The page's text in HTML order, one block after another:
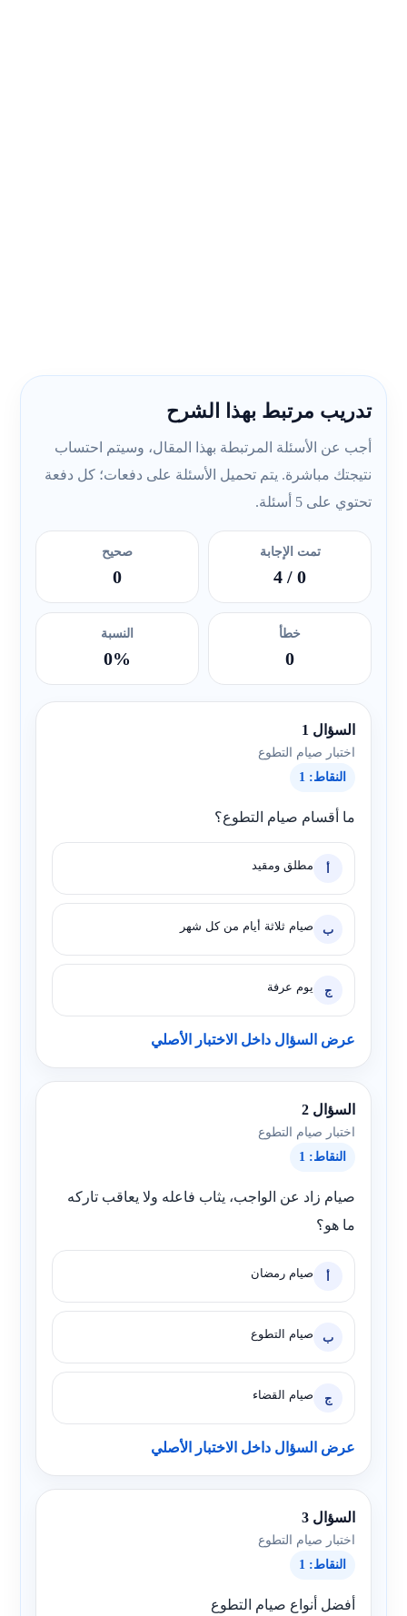
تدريب مرتبط بهذا الشرح
أجب عن الأسئلة المرتبطة بهذا المقال، وسيتم احتساب
نتيجتك مباشرة. يتم تحميل الأسئلة على دفعات؛ كل دفعة
تحتوي على 5 أسئلة.
تمت الإجابة
0
/ 4
صحيح
0
خطأ
0
النسبة
0%
السؤال 1
اختبار صيام التطوع
النقاط: 1
ما أقسام صيام التطوع؟
أ مطلق ومقيد
ب صيام ثلاثة أيام من كل شهر
ج يوم عرفة
عرض السؤال داخل الاختبار الأصلي
السؤال 2
اختبار صيام التطوع
النقاط: 1
صيام زاد عن الواجب، يثاب فاعله ولا يعاقب تاركه
ما هو؟
أ صيام رمضان
ب صيام التطوع
ج صيام القضاء
عرض السؤال داخل الاختبار الأصلي
السؤال 3
اختبار صيام التطوع
النقاط: 1
أفضل أنواع صيام التطوع